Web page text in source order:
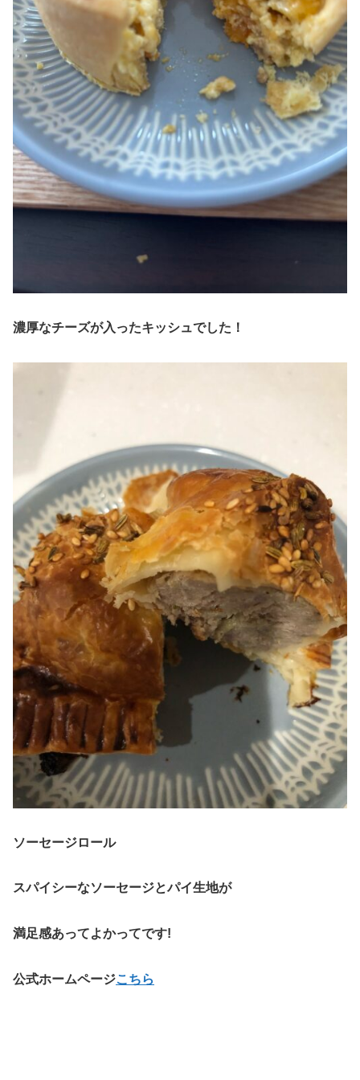
濃厚なチーズが入ったキッシュでした！
ソーセージロール
スパイシーなソーセージとパイ生地が
満足感あってよかってです!
公式ホームページこちら